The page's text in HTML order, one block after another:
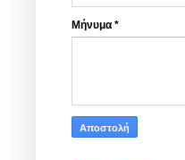
Μήνυμα *